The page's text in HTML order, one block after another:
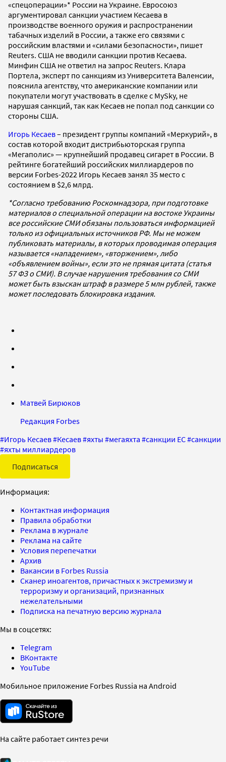
«спецоперации»* России на Украине. Евросоюз
аргументировал санкции участием Кесаева в
производстве военного оружия и распространении
табачных изделий в России, а также его связями с
российским властями и «силами безопасности», пишет
Reuters. США не вводили санкции против Кесаева.
Минфин США не ответил на запрос Reuters. Клара
Портела, эксперт по санкциям из Университета Валенсии,
пояснила агентству, что американские компании или
покупатели могут участвовать в сделке с MySky, не
нарушая санкций, так как Кесаев не попал под санкции со
стороны США.
Игорь Кесаев– президент группы компаний «Меркурий», в
состав которой входит дистрибьюторская группа
«Мегаполис» — крупнейший продавец сигарет в России. В
рейтинге богатейший российских миллиардеров по
версии Forbes-2022 Игорь Кесаев занял 35 место с
состоянием в $2,6 млрд.
*Согласно требованию Роскомнадзора, при подготовке
материалов о специальной операции на востоке Украины
все российские СМИ обязаны пользоваться информацией
только из официальных источников РФ. Мы не можем
публиковать материалы, в которых проводимая операция
называется «нападением», «вторжением», либо
«объявлением войны», если это не прямая цитата (статья
57 ФЗ о СМИ). В случае нарушения требования со СМИ
может быть взыскан штраф в размере 5 млн рублей, также
может последовать блокировка издания.
Матвей Бирюков
Редакция Forbes
#Игорь Кесаев#Кесаев#яхты #мегаяхта #санкции ЕС#санкции
#яхты миллиардеров
Подписаться
Информация:
Контактная информация
Правила обработки
Реклама в журнале
Реклама на сайте
Условия перепечатки
Архив
Вакансии в Forbes Russia
Сканер иноагентов, причастных к экстремизму и
терроризму и организаций, признанных
нежелательными
Подписка на печатную версию журнала
Мы в соцсетях:
Telegram
ВКонтакте
YouTube
Мобильное приложение Forbes Russia на Android
На сайте работает синтез речи